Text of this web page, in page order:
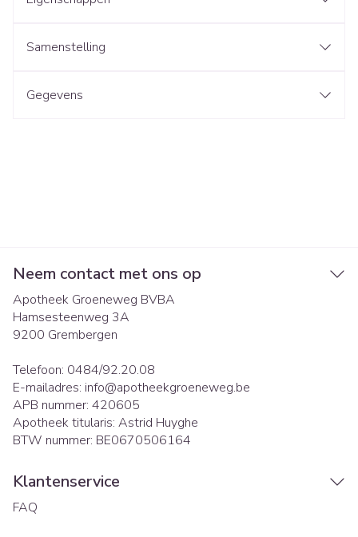
Samenstelling
Gegevens
Neem contact met ons op
Apotheek Groeneweg BVBA
Hamsesteenweg 3A
9200 Grembergen
Telefoon: 0484/92.20.08
E-mailadres: info@apotheekgroeneweg.be
APB nummer: 420605
Apotheek titularis: Astrid Huyghe
BTW nummer: BE0670506164
Klantenservice
FAQ